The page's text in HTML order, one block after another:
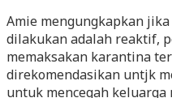
Amie mengungkapkan
dilakukan adalah reaktif,
memaksakan karantina
direkomendasikan untjk
untuk mencegah